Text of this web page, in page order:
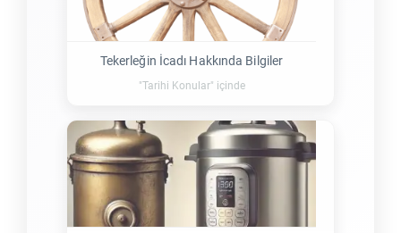
Tekerleğin İcadı Hakkında Bilgiler
"Tarihi Konular" içinde